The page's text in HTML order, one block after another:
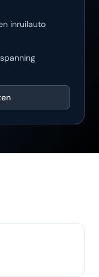
inruilauto